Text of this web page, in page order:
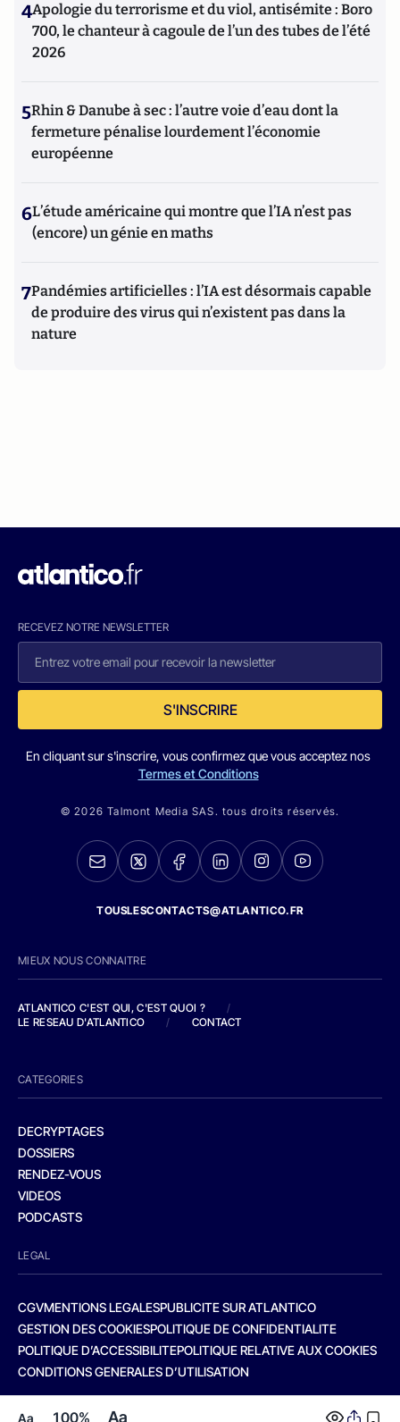
Aa 100% Aa
4Apologie du terrorisme et du viol, antisémite : Boro
700, le chanteur à cagoule de l’un des tubes de l’été
2026
5Rhin & Danube à sec : l’autre voie d’eau dont la
fermeture pénalise lourdement l’économie
européenne
6L’étude américaine qui montre que l’IA n’est pas
(encore) un génie en maths
7Pandémies artificielles : l’IA est désormais capable
de produire des virus qui n’existent pas dans la
nature
RECEVEZ NOTRE NEWSLETTER
S'INSCRIRE
En cliquant sur s'inscrire, vous confirmez que vous acceptez nos
Termes et Conditions
© 2026 Talmont Media SAS. tous droits réservés.
TOUSLESCONTACTS@ATLANTICO.FR
MIEUX NOUS CONNAITRE
ATLANTICO C'EST QUI, C'EST QUOI ?
/
LE RESEAU D'ATLANTICO
/ CONTACT
CATEGORIES
DECRYPTAGES
DOSSIERS
RENDEZ-VOUS
VIDEOS
PODCASTS
LEGAL
CGVMENTIONS LEGALESPUBLICITE SUR ATLANTICO
GESTION DES COOKIESPOLITIQUE DE CONFIDENTIALITE
POLITIQUE D’ACCESSIBILITEPOLITIQUE RELATIVE AUX COOKIES
CONDITIONS GENERALES D’UTILISATION